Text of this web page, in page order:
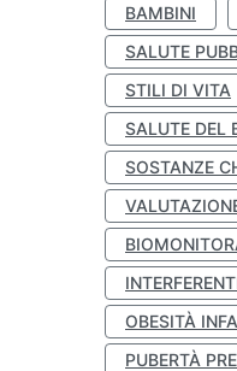
BAMBINI
SALUTE
STILI DI VITA
SALUTE DEL
SOSTANZE
OBESITÀ
PUBERTÀ